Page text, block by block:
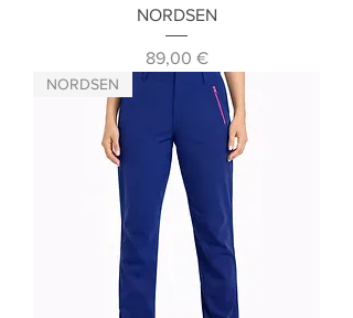
NORDSEN
Prezzo
89,00 €
NORDSEN